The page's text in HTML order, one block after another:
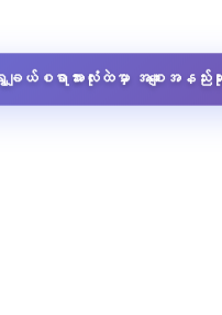
းချယ်စရာအားလုံးထဲမှာ အစျေးအ